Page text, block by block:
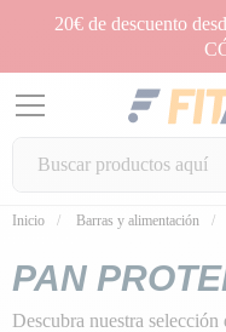
20€ de descuento
Inicio Barras y alimentación
PAN
Descubra nuestra selección